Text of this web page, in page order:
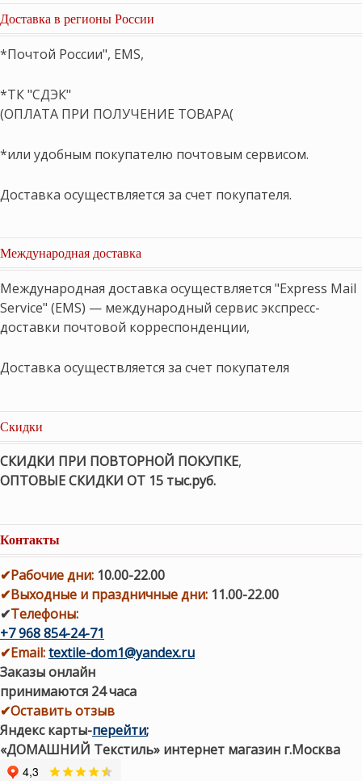
Доставка в регионы России
*Почтой России", EMS,
*ТК "СДЭК"
(ОПЛАТА ПРИ ПОЛУЧЕНИЕ ТОВАРА(
*или удобным покупателю почтовым сервисом.
Доставка осуществляется за счет покупателя.
Международная доставка
Международная доставка осуществляется "Express Mail
Service" (EMS) — международный сервис экспресс-
доставки почтовой корреспонденции,
Доставка осуществляется за счет покупателя
Скидки
СКИДКИ ПРИ ПОВТОРНОЙ ПОКУПКЕ,
ОПТОВЫЕ СКИДКИ ОТ 15 тыс.руб.
Контакты
✔Рабочие дни: 10.00-22.00
✔Выходные и праздничные дни: 11.00-22.00
✔Телефоны:
+7 968 854-24-71
✔Email:textile-dom1@yandex.ru
Заказы онлайн
принимаются 24 часа
✔Оставить отзыв
Яндекс карты-перейти;
«ДОМАШНИЙ Текстиль» интернет магазин г.Москва